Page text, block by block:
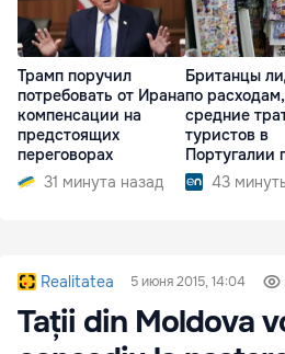
Трамп поручил
потребовать от Ирана
компенсации на
предстоящих
переговорах
31 минута назад
Британцы
по
средние
туристов в
Португалии
43
Realitatea 5 июня 2015, 14:04
Tații din Moldova